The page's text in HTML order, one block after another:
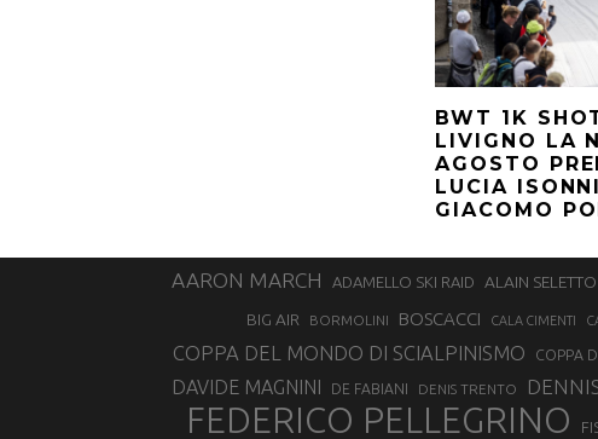
BWT 1K
LIVIGNO LA
AGOSTO
LUCIA
GIACOMO
AARON MARCH ADAMELLO SKI RAID ALAIN SELETTO
BIG AIR
BORMOLINI BOSCACCI CALA CIMENTI
COPPA DEL MONDO DI SCIALPINISMO COPPA
DAVIDE MAGNINI DE FABIANI DENIS TRENTO
FEDERICO PELLEGRINO